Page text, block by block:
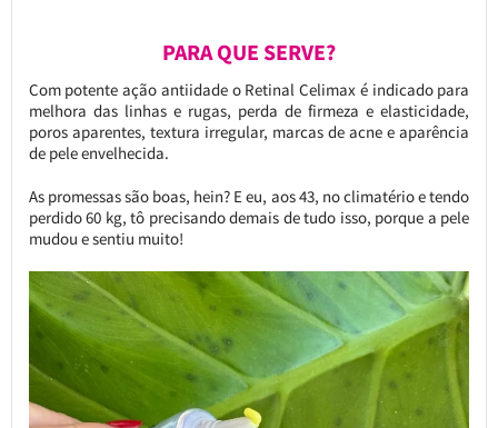
PARA QUE SERVE?
Com potente ação antiidade o Retinal Celimax é indicado para
melhora das linhas e rugas, perda de firmeza e elasticidade,
poros aparentes, textura irregular, marcas de acne e aparência
de pele envelhecida.
As promessas são boas, hein? E eu, aos 43, no climatério e tendo
perdido 60 kg, tô precisando demais de tudo isso, porque a pele
mudou e sentiu muito!